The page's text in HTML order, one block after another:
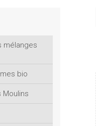
mélanges
bio
Moulins